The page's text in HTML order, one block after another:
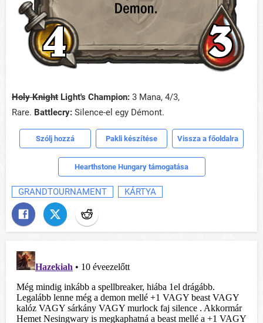
Holy Knight Light's Champion: 3 Mana, 4/3,
Rare. Battlecry: Silence-el egy Démont.
Szólj hozzá Pakli készítése Vissza a főoldalra
Hearthstone Hungary támogatása
GRANDTOURNAMENT KÁRTYA